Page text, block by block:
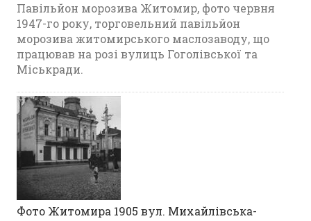
Павільйон морозива Житомир, фото червня
1947-го року, торговельний павільйон
морозива житомирського маслозаводу, що
працював на розі вулиць Гоголівської та
Міськради.
Фото Житомира 1905 вул. Михайлівська-